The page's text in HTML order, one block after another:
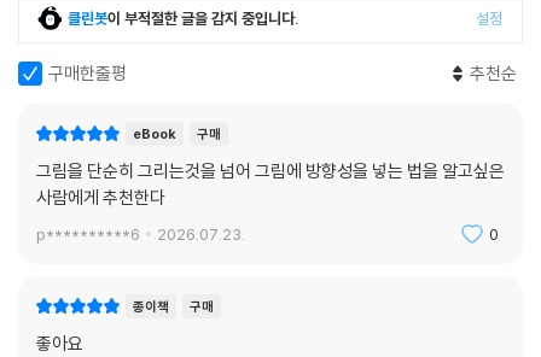
클린봇이 부적절한 글을 감지 중입니다. 설정
구매한줄평 추천순
eBook 구매
그림을 단순히 그리는것을 넘어 그림에 방향성을 넣는 법을 알고싶은
사람에게 추천한다
p**********6 2026.07.23. 0
종이책 구매
좋아요